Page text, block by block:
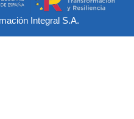
Integral S.A.